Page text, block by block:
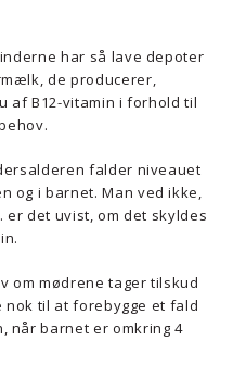
har så lave depoter
de producerer,
af B12-vitamin i forhold til
falder niveauet
og i barnet. Man ved ikke,
det uvist, om det skyldes
om mødrene tager tilskud
nok til at forebygge et fald
når barnet er omkring 4